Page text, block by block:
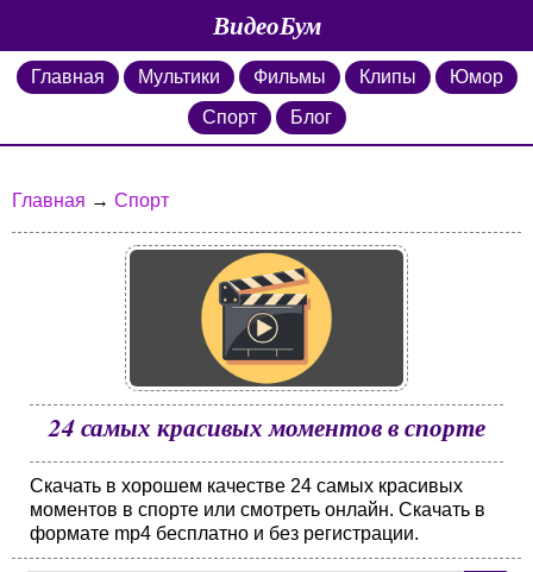
ВидеоБум
Главная Мультики Фильмы Клипы
Юмор
Спорт
Блог
Главная → Спорт
24 самых красивых моментов в спорте
Скачать в хорошем качестве 24 самых красивых
моментов в спорте или смотреть онлайн. Скачать в
формате mp4 бесплатно и без регистрации.